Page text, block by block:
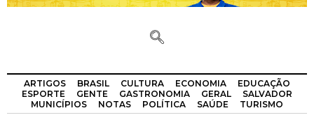
ARTIGOS BRASIL CULTURA ECONOMIA
EDUCAÇÃO
ESPORTE
GENTE GASTRONOMIA GERAL
SALVADOR
MUNICÍPIOS
NOTAS POLÍTICA SAÚDE TURISMO